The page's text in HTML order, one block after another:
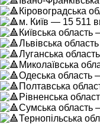
Кіровоградська
м. Київ — 15 511
Київська
Львівська
Луганська
Миколаївська
Одеська область
Полтавська
Рівненська
Сумська область
Тернопільська